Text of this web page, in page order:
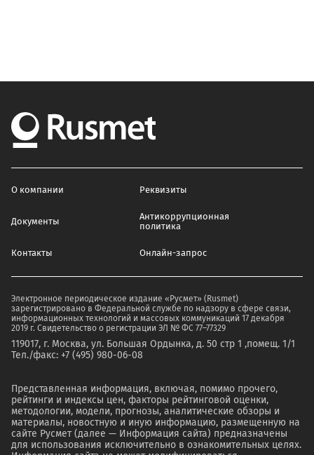
О компании Реквизиты
Документы
Антикоррупционная
политика
Контакты Онлайн-запрос
Электронное периодическое издание «Русмет» (Rusmet)
зарегистрировано в Федеральной службе по надзору в сфере связи,
информационных технологий и массовых коммуникаций 17 декабря
2019 г. Свидетельство о регистрации ЭЛ № ФС 77–77329
119017, г. Москва, ул. Большая Ордынка, д. 50 стр 1 ,помещ. 1/1
Тел./факс: +7 (495) 980-06-08
Представленная информация, включая, помимо прочего,
рейтинги и индексы цен, факторы рейтинговой оценки,
методологии, модели, прогнозы, аналитические обзоры и
материалы, новостную и иную информацию, размещенную на
сайте Русмет (далее — Информация сайта) предназначены
для использования исключительно в ознакомительных целях.